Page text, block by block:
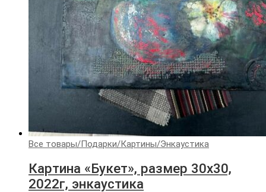
Все товары/Подарки/Картины/Энкаустика
Картина «Букет», размер 30х30,
2022г, энкаустика